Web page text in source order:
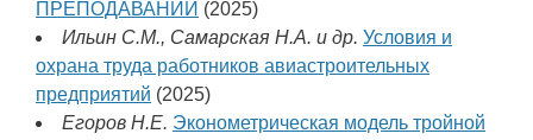
ПРЕПОДАВАНИИ (2025)
Ильин С.М., Самарская Н.А. и др. Условия и
охрана труда работников авиастроительных
предприятий (2025)
Егоров Н.Е. Эконометрическая модель тройной